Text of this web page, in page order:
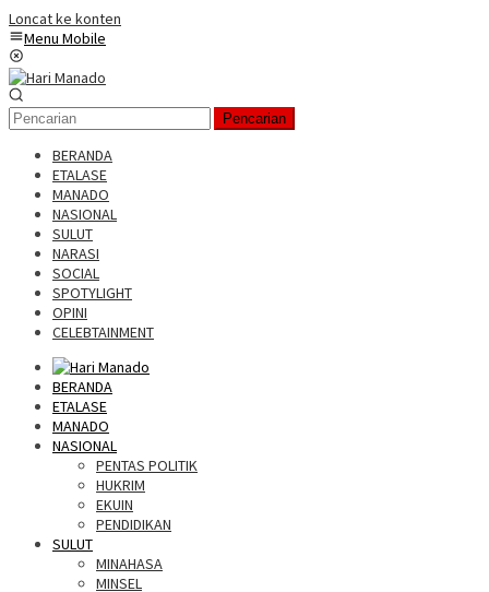
Loncat ke konten
Menu Mobile
Pencarian
BERANDA
ETALASE
MANADO
NASIONAL
SULUT
NARASI
SOCIAL
SPOTYLIGHT
OPINI
CELEBTAINMENT
BERANDA
ETALASE
MANADO
NASIONAL
PENTAS POLITIK
HUKRIM
EKUIN
PENDIDIKAN
SULUT
MINAHASA
MINSEL